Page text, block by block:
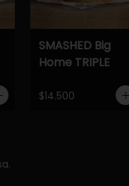
SMASHED Big
Home TRIPLE
$14.500